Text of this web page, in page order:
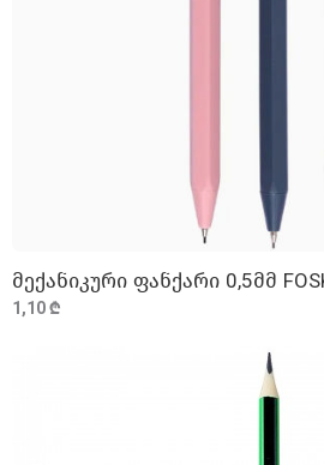
ᲓᲐᲛᲐᲢᲔᲑᲐ
მექანიკური ფანქარი 0,5მმ
1,10 ₾